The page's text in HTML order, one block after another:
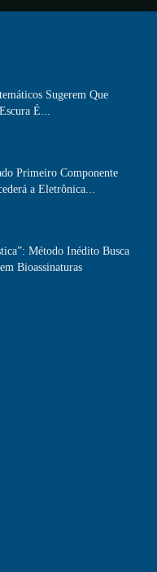
Sugerem Que
É...
Primeiro Componente
a Eletrônica...
Método Inédito Busca
Bioassinaturas